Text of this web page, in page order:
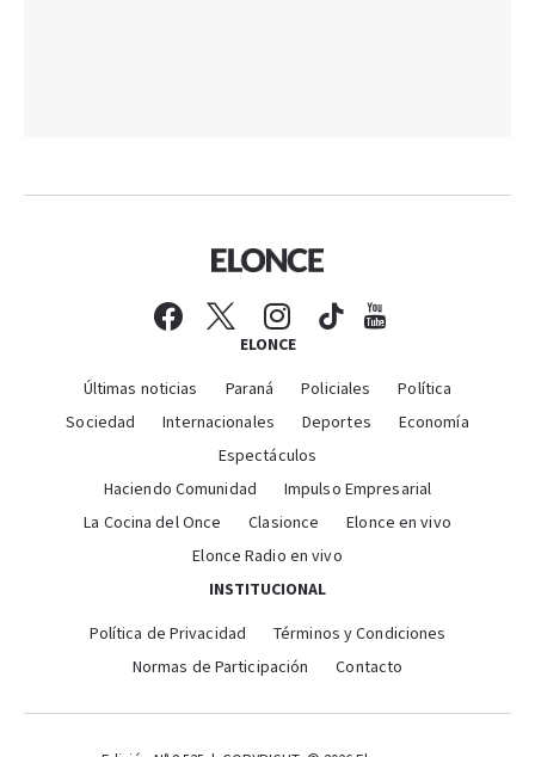
ELONCE
Últimas noticias Paraná Policiales
Política
Sociedad
Internacionales Deportes
Economía
Espectáculos
Haciendo Comunidad
Impulso Empresarial
La Cocina del Once
Clasionce
Elonce en vivo
Elonce Radio en vivo
INSTITUCIONAL
Política de Privacidad
Términos y Condiciones
Normas de Participación
Contacto